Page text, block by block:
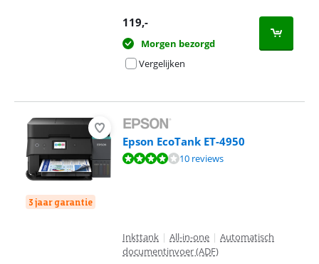
119,-
Morgen bezorgd
Vergelijken
3 jaar garantie
Epson EcoTank ET-4950
Beoordeling is 7,7 van de 10, gebaseerd op 10 reviews.
10 reviews
Inkttank | All-in-one | Automatisch
documentinvoer (ADF)